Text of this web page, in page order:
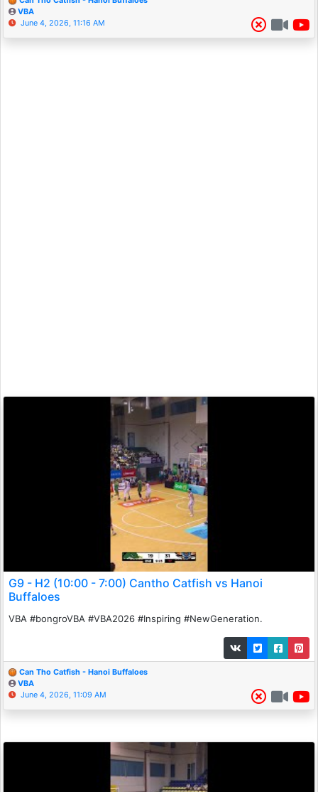
VBA
June 4, 2026, 11:16 AM
G9 - H2 (10:00 - 7:00) Cantho Catfish vs Hanoi
Buffaloes
VBA #bongroVBA #VBA2026 #Inspiring #NewGeneration.
Can Tho Catfish - Hanoi Buffaloes
VBA
June 4, 2026, 11:09 AM